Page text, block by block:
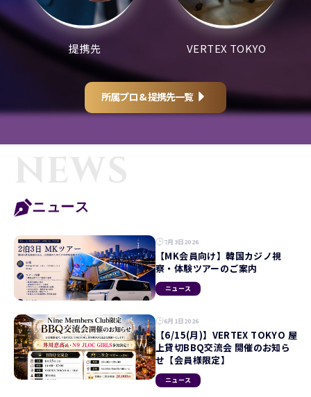
提携先 VERTEX TOKYO
所属プロ & 提携先一覧
ニュース
7月3日2026
【MK会員向け】韓国カジノ視
察・体験ツアーのご案内
ニュース
6月1日2026
【6/15(月)】VERTEX TOKYO 屋
上貸切BBQ交流会 開催のお知ら
せ【会員様限定】
ニュース